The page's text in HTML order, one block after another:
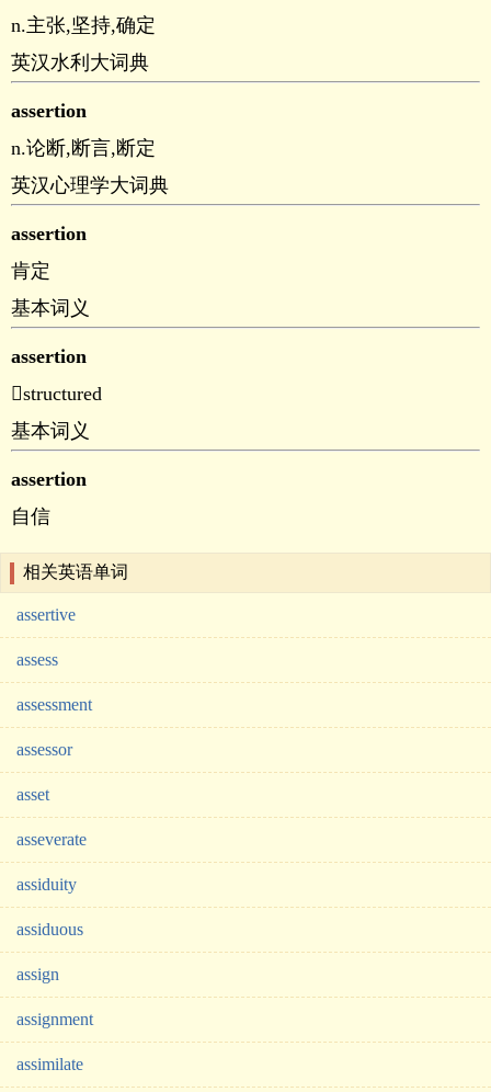
n.主张,坚持,确定
英汉水利大词典
assertion
n.论断,断言,断定
英汉心理学大词典
assertion
肯定
基本词义
assertion
structured
基本词义
assertion
自信
相关英语单词
assertive
assess
assessment
assessor
asset
asseverate
assiduity
assiduous
assign
assignment
assimilate